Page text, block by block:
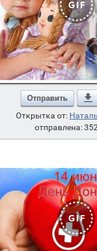
Отправить
Открытка от:
отправлена: